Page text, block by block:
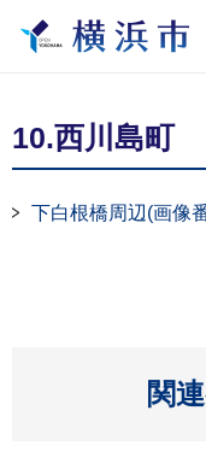
10.西川島町
下白根橋周辺(画像
関